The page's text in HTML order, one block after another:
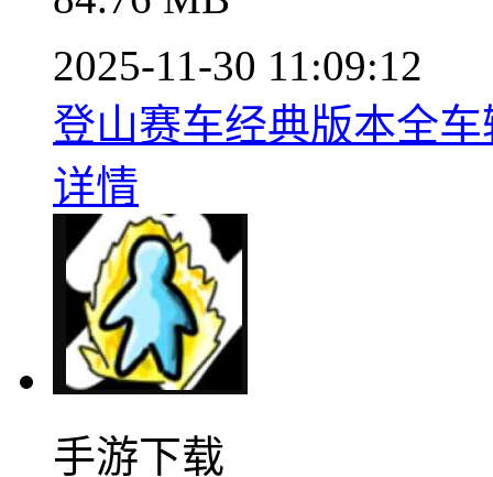
2025-11-30 11:09:12
登山赛车经典版本全
详情
手游下载